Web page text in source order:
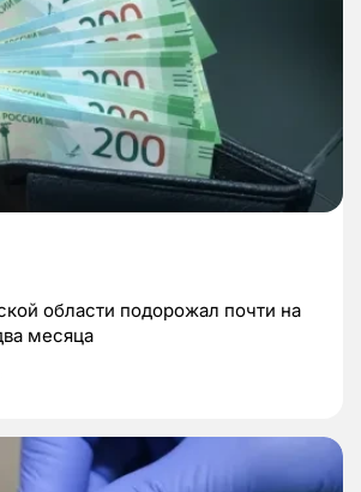
области подорожал почти на
месяца